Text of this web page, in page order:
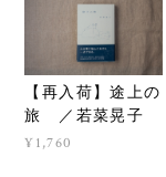
【再入荷】途上の
旅 ／若菜晃子
¥1,760